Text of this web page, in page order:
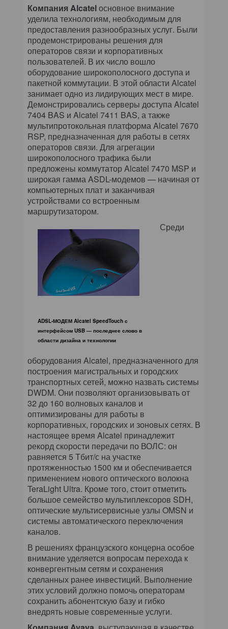
Компания Alcatelосновное внимание
уделила технологиям, необходимым для
предоставления разнообразных услуг. Были
продемонстрированы решения для
операторов связи и корпоративных
пользователей. В их число вошло
оборудование широкополосного доступа и
пакетной коммутации. В этой области Alcatel
занимает одно из лидирующих мест в мире.
Демонстрировались серверы доступа Alcatel
7404 BAS и Alcatel 7411 BAS, а также
мультипротокольная платформа Alcatel 7670
RSP, предназначенная для работы в сетях
операторов связи. Для агрегации
широкополосного трафика были
предложены коммутатор Alcatel 7470 MSP и
широкая гамма ASDL-модемов — начиная от
компьютерных плат и заканчивая
устройствами со встроенным
маршрутизатором.
ADSL-МОДЕМ Alcatel SpeedTouch с
интерфейсом USB — последнее слово в
области дизайна и технологии
Среди
оборудования Alcatel, предназначенного для
построения магистральных и городских
транспортных сетей, можно назвать системы
DWDM. Они позволяют организовывать от
32 до 160 волновых каналов и
оптимизированы для работы в
корпоративных, городских и зоновых сетях. В
настоящее время Alcatel принадлежит
рекорд скорости передачи по ВОЛС: он
равняется 5 Тбит/с на участке
протяженностью 1500 км и обеспечивается
применением нового оптического волокна
TeraLight Ultra. Кроме того, стоит отметить
большое семейство мультиплексоров SDH,
оптические мультисервисные узлы OMSN и
системы автоматического переключения
каналов.
В решениях французского концерна особое
внимание уделяется вопросам перехода к
конвергентным сетям и сохранения
сделанных ранее инвестиций. Выполнение
этих условий должно помочь операторам
сохранить абонентскую базу и гибко
внедрять новые современные услуги.